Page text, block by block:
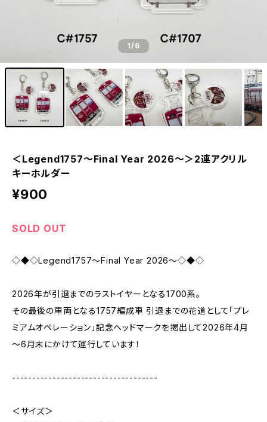
1/6
＜Legend1757～Final Year 2026～＞2連アクリル
キーホルダー
¥900
SOLD OUT
◇◆◇Legend1757～Final Year 2026～◇◆◇
2026年が引退までのラストイヤーとなる1700系。
その最後の車両となる1757編成車 引退までの花道として「プレ
ミアムオペレーション」記念ヘッドマークを掲出して2026年4月
～6月末にかけて運行しています！
------------------------------------
＜サイズ＞